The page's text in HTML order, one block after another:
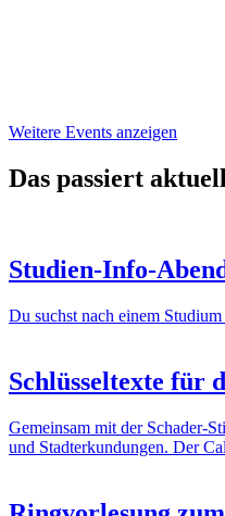
Weitere Events anzeigen
Das passiert
Studien-Info-
Du suchst nach einem
Schlüsseltexte für
Gemeinsam mit der Schader-
und Stadterkundungen. Der